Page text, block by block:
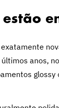
anos,
glossy